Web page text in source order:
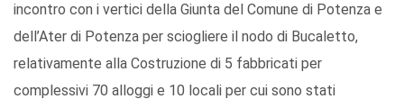
incontro con i vertici della Giunta del Comune di Potenza e
dell’Ater di Potenza per sciogliere il nodo di Bucaletto,
relativamente alla Costruzione di 5 fabbricati per
complessivi 70 alloggi e 10 locali per cui sono stati